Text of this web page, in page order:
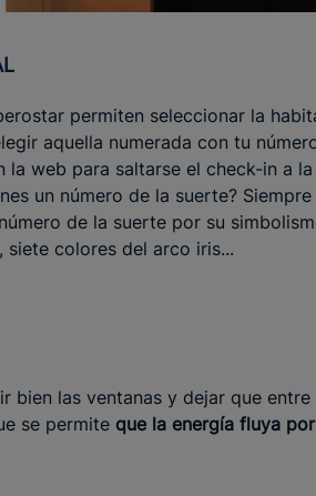
permiten seleccionar la
aquella numerada con tu
la web para saltarse el check-in a
un número de la suerte?
de la suerte por su
siete colores del arco iris...
bien las ventanas y dejar que
se permite que la energía fluya